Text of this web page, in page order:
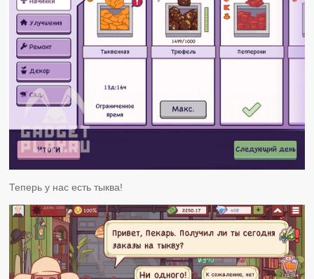
Теперь у нас есть тыква!